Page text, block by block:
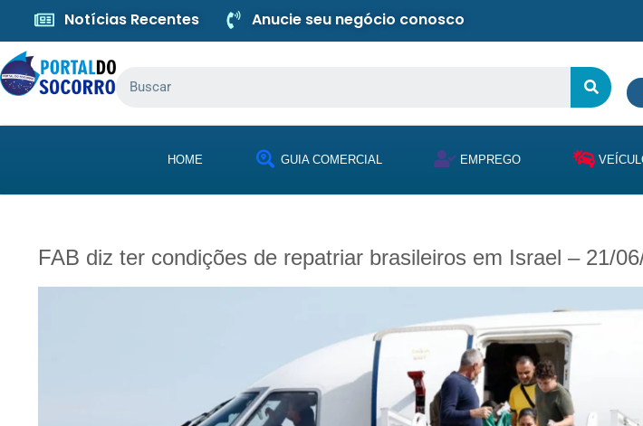
Notícias Recentes Anucie seu negócio conosco
HOME GUIA COMERCIAL EMPREGO
FAB diz ter condições de repatriar brasileiros em Israel – 21/